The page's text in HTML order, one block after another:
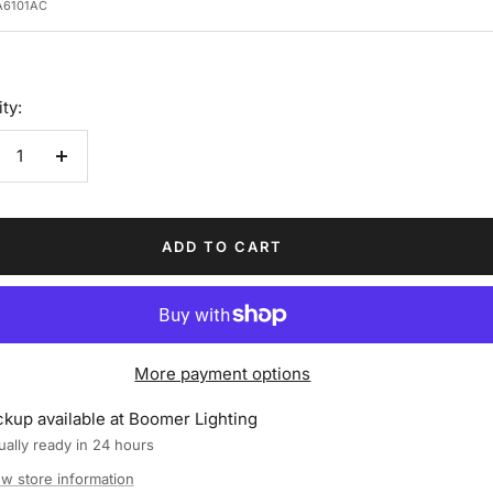
Increase
ADD TO CART
More payment options
available at Boomer Lighting
ready in 24 hours
store information